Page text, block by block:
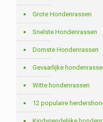
Grote Hondenrassen
Snelste Hondenrassen
Domste Hondenrassen
Gevaarlijke
Witte hondenrassen
12 populaire